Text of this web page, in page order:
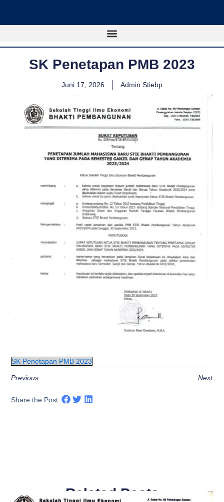
SK Penetapan PMB 2023
Juni 17, 2026 Admin Stiebp
SK Penetapan PMB 2023
Previous Next
Share the Post:
Related Posts